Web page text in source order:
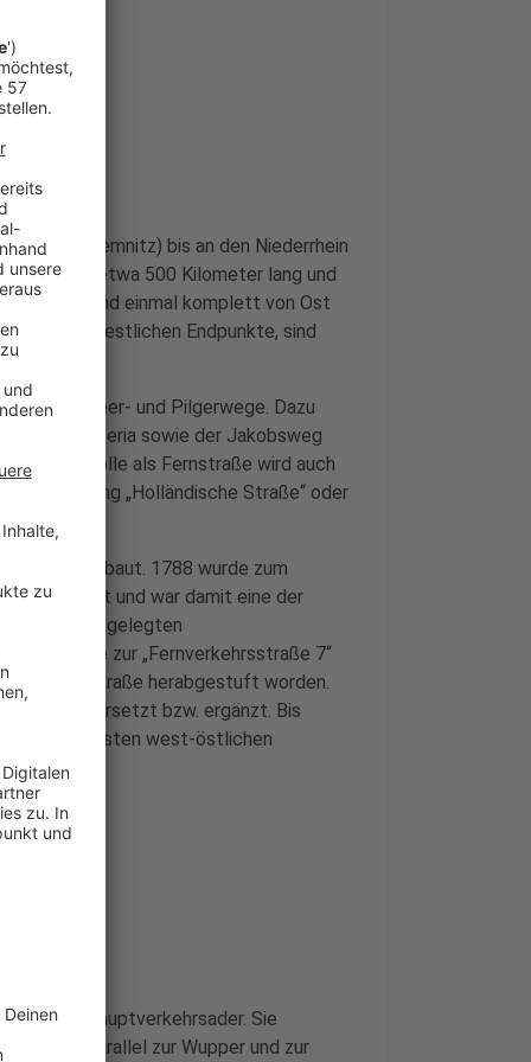
von Chemnitz) bis an den Niederrhein
ist etwa 500 Kilometer lang und
Hessen und einmal komplett von Ost
und westlichen Endpunkte, sind
, Heer- und Pilgerwege. Dazu
und Via Imperia sowie der Jakobsweg
Rolle als Fernstraße wird auch
Bezeichnung „Holländische Straße“ oder
ausgebaut. 1788 wurde zum
gepflastert und war damit eine der
künstlich angelegten
die Straße zur „Fernverkehrsstraße 7“
Landstraße herabgestuft worden.
Autobahn ersetzt bzw. ergänzt. Bis
bedeutendsten west-östlichen
7 die Hauptverkehrsader. Sie
parallel zur Wupper und zur